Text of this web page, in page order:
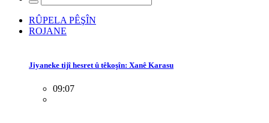
RÛPELA PÊŞÎN
ROJANE
Jiyaneke tijî hesret û têkoşîn: Xanê Karasu
09:07